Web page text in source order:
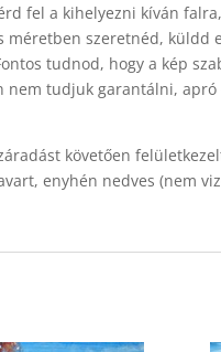
fel a kihelyezni kíván
méretben szeretnéd, küldd
tudnod, hogy a kép
tudjuk garantálni,
követően
enyhén nedves (nem